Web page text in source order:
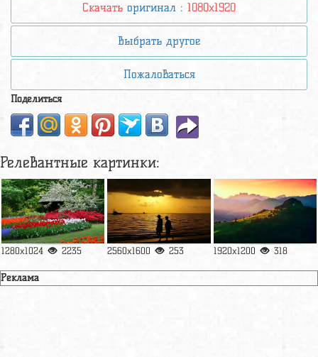
Скачать оригинал : 1080x1920
Выбрать другое
Пожаловаться
Поделиться
Релевантные картинки:
1280x1024 2235 2560x1600 253 1920x1200 318
Реклама